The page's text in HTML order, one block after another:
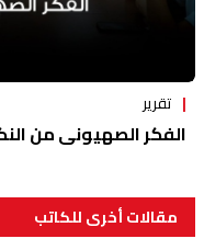
تقرير
الفكر الصهيوني من
مقالات أخرى للكاتب